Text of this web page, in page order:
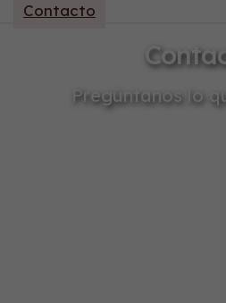
Contacto
Pregúntanos lo